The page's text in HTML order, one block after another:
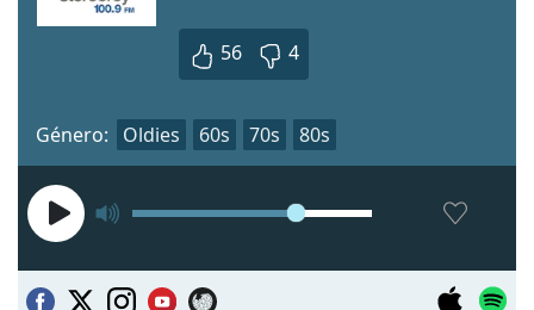
56 4
Género: Oldies 60s 70s 80s